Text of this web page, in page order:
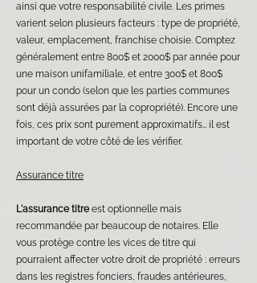
ainsi que votre responsabilité civile. Les primes
varient selon plusieurs facteurs : type de propriété,
valeur, emplacement, franchise choisie. Comptez
généralement entre 800$ et 2000$ par année pour
une maison unifamiliale, et entre 300$ et 800$
pour un condo (selon que les parties communes
sont déjà assurées par la copropriété). Encore une
fois, ces prix sont purement approximatifs… il est
important de votre côté de les vérifier.
Assurance titre
L'assurance titreest optionnelle mais
recommandée par beaucoup de notaires. Elle
vous protège contre les vices de titre qui
pourraient affecter votre droit de propriété : erreurs
dans les registres fonciers, fraudes antérieures,